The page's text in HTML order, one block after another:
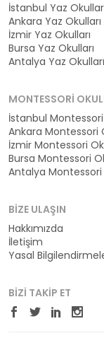
İstanbul Yaz
Ankara Yaz Okulları
İzmir Yaz Okulları
Bursa Yaz Okulları
Antalya Yaz Okulları
MONTESSORI
İstanbul Montessori
Ankara Montessori
İzmir Montessori
Bursa Montessori
Antalya Montessori
BIZE ULAŞIN
Hakkımızda
İletişim
Yasal
BIZI TAKIP ET